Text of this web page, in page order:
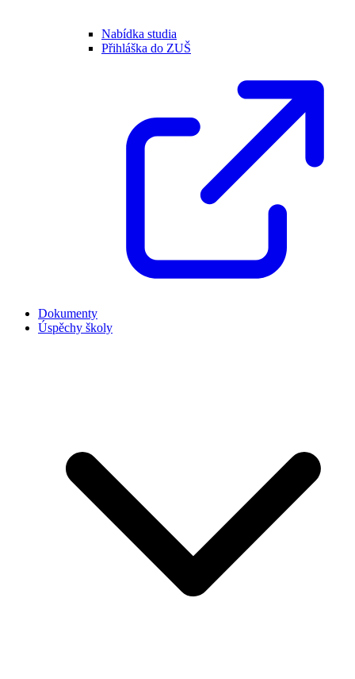
Nabídka studia
Přihláška do ZUŠ
Dokumenty
Úspěchy školy